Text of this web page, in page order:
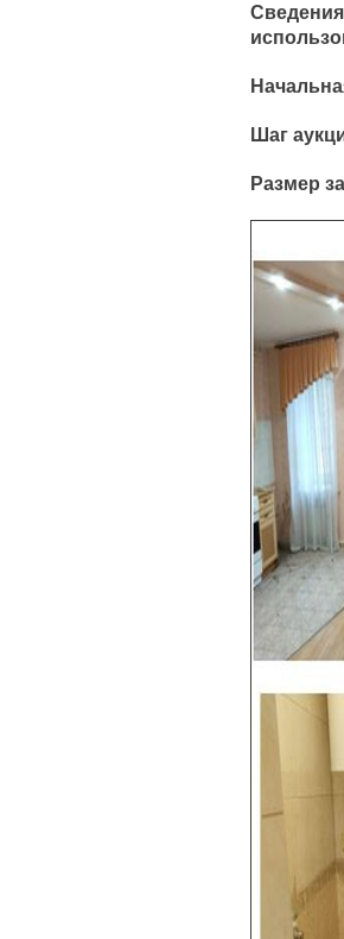
Шаг
Размер